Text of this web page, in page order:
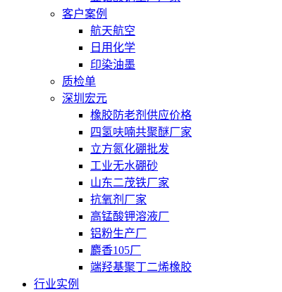
客户案例
航天航空
日用化学
印染油墨
质检单
深圳宏元
橡胶防老剂供应价格
四氢呋喃共聚醚厂家
立方氮化硼批发
工业无水硼砂
山东二茂铁厂家
抗氧剂厂家
高锰酸钾溶液厂
铝粉生产厂
麝香105厂
端羟基聚丁二烯橡胶
行业实例